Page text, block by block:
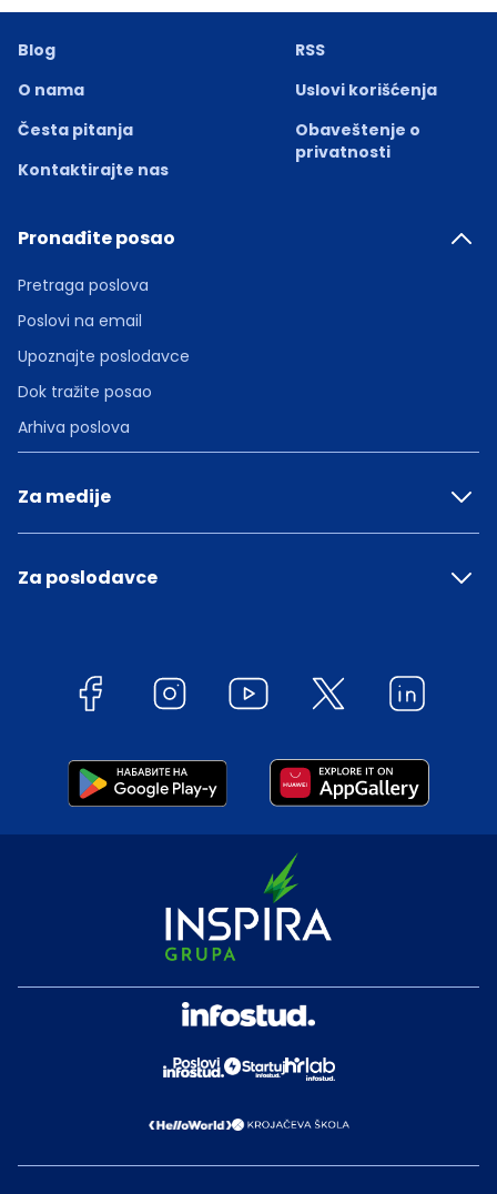
Blog
O nama
Česta pitanja
Kontaktirajte nas
RSS
Uslovi korišćenja
Obaveštenje o
privatnosti
Pronađite posao
Pretraga poslova
Poslovi na email
Upoznajte poslodavce
Dok tražite posao
Arhiva poslova
Za medije
Za poslodavce